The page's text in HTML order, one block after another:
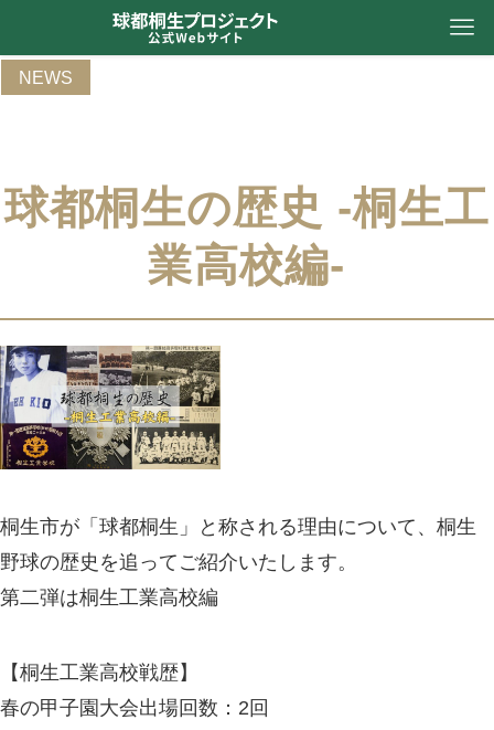
NEWS
球都桐生の歴史 -桐生工
業高校編-
桐生市が「球都桐生」と称される理由について、桐生
野球の歴史を追ってご紹介いたします。
第二弾は桐生工業高校編
【桐生工業高校戦歴】
春の甲子園大会出場回数：2回